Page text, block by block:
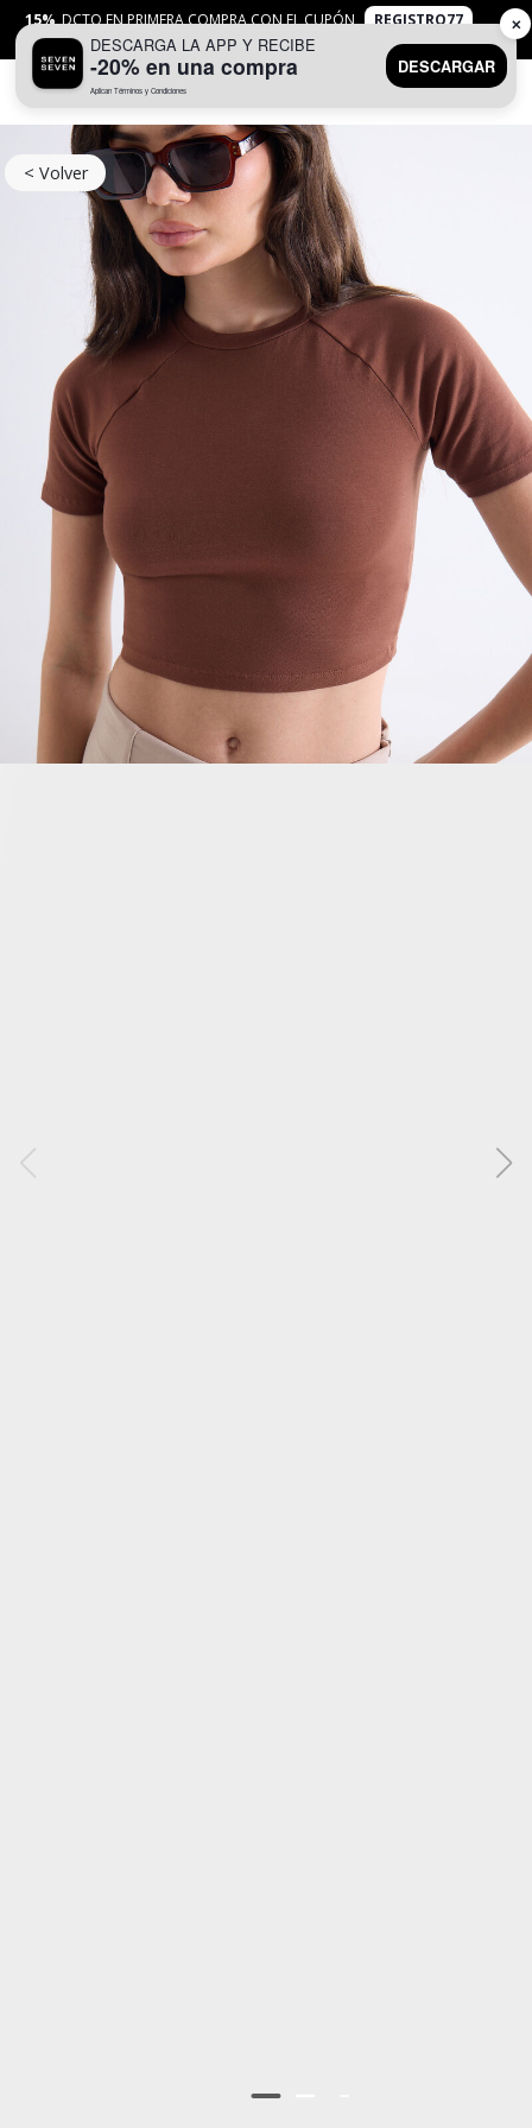
15% DCTO EN PRIMERA COMPRA CON EL CUPÓN
REGISTRO77
APLICANTYC
< Volver
DESCARGA LA APP Y RECIBE
-20% en una compra
Aplican Términos y Condiciones
DESCARGAR
✕